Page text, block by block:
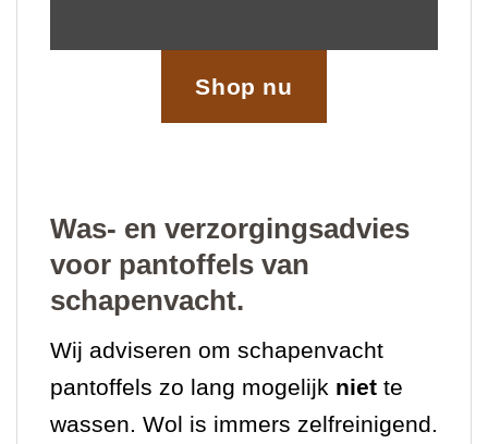
Shop nu
Was- en verzorgingsadvies
voor pantoffels van
schapenvacht.
Wij adviseren om schapenvacht
pantoffels zo lang mogelijk niet te
wassen. Wol is immers zelfreinigend.